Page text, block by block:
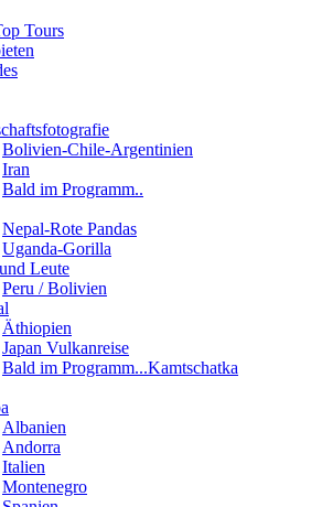
Tours
Bolivien-Chile-Argentinien
Iran
Bald im Programm..
Nepal-Rote Pandas
Uganda-Gorilla
Leute
Peru / Bolivien
Äthiopien
Japan Vulkanreise
Bald im Programm...Kamtschatka
Albanien
Andorra
Italien
Montenegro